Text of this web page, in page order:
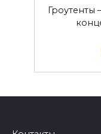
Гроутенты